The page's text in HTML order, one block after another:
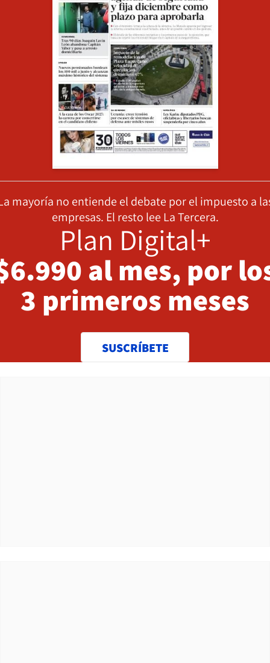
mayoría no entiende el debate por el impuesto a
empresas. El resto lee La Tercera.
Plan Digital+
al mes, por
3 primeros meses
SUSCRÍBETE